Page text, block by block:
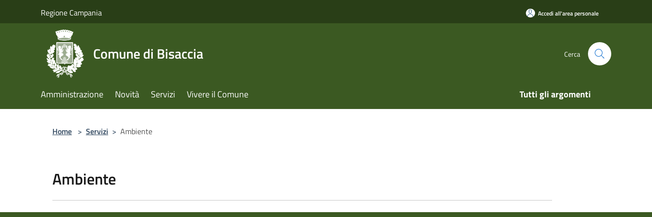
Regione Campania Accedi all'area personale
Comune di Bisaccia Cerca
Amministrazione Novità Servizi Vivere il Comune Tutti gli argomenti
Home > Servizi > Ambiente
Ambiente